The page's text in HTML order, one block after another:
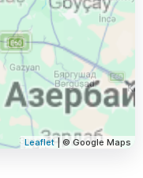
Leaflet | © Google Maps